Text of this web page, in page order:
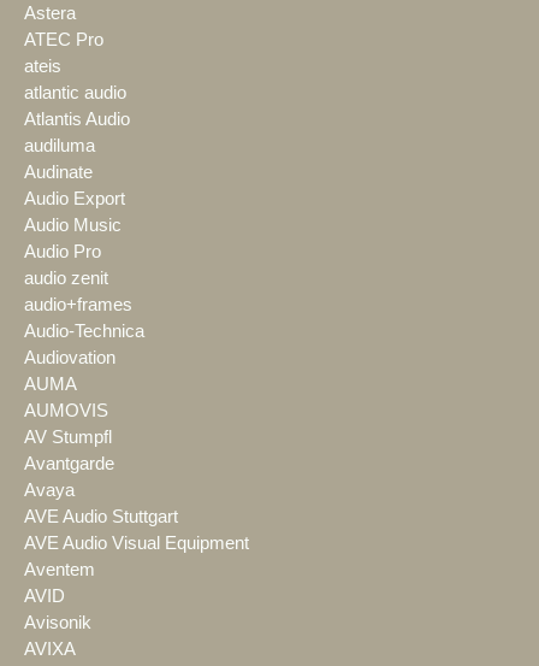
Astera
ATEC Pro
ateis
atlantic audio
Atlantis Audio
audiluma
Audinate
Audio Export
Audio Music
Audio Pro
audio zenit
audio+frames
Audio-Technica
Audiovation
AUMA
AUMOVIS
AV Stumpfl
Avantgarde
Avaya
AVE Audio Stuttgart
AVE Audio Visual Equipment
Aventem
AVID
Avisonik
AVIXA